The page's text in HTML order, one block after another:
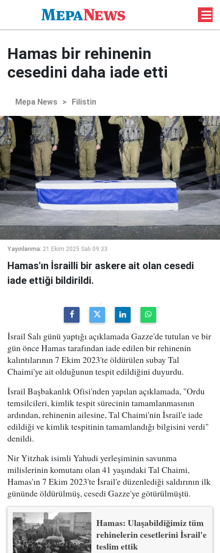
Hamas bir rehinenin
cesedini daha iade etti
Mepa News > Filistin
Yayınlanma: 21 Ekim 2025 Salı 09:33
Hamas'ın İsrailli bir askere ait olan cesedi
iade ettiği bildirildi.
İsrail Salı günü yaptığı açıklamada Gazze'de tutulan ve bir
gün önce Hamas tarafından iade edilen bir rehinenin
kalıntılarının 7 Ekim 2023'te öldürülen subay Tal
Chaimi'ye ait olduğunun tespit edildiğini duyurdu.
İsrail Başbakanlık Ofisi'nden yapılan açıklamada, "Ordu
temsilcileri, kimlik tespit sürecinin tamamlanmasının
ardından, rehinenin ailesine, Tal Chaimi'nin İsrail'e iade
edildiği ve kimlik tespitinin tamamlandığı bilgisini verdi"
denildi.
Nir Yitzhak isimli Yahudi yerleşiminin savunma
milislerinin komutanı olan 41 yaşındaki Tal Chaimi,
Hamas'ın 7 Ekim 2023'te İsrail'e düzenlediği saldırının ilk
gününde öldürülmüş, cesedi Gazze'ye götürülmüştü.
Hamas: Ulaşabildiğimiz tüm
rehinelerin cesetlerini İsrail'e
teslim ettik